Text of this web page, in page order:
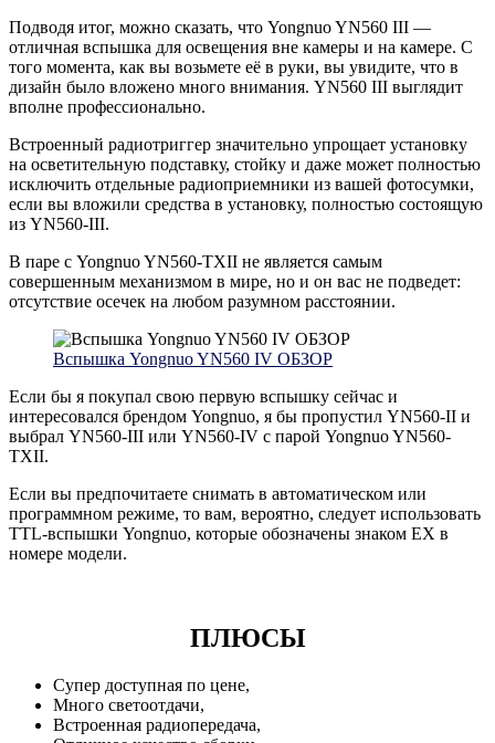
Подводя итог, можно сказать, что Yongnuo YN560 III —
отличная вспышка для освещения вне камеры и на камере. С
того момента, как вы возьмете её в руки, вы увидите, что в
дизайн было вложено много внимания. YN560 III выглядит
вполне профессионально.
Встроенный радиотриггер значительно упрощает установку
на осветительную подставку, стойку и даже может полностью
исключить отдельные радиоприемники из вашей фотосумки,
если вы вложили средства в установку, полностью состоящую
из YN560-III.
В паре с Yongnuo YN560-TXII не является самым
совершенным механизмом в мире, но и он вас не подведет:
отсутствие осечек на любом разумном расстоянии.
Вспышка Yongnuo YN560 IV ОБЗОР
Если бы я покупал свою первую вспышку сейчас и
интересовался брендом Yongnuo, я бы пропустил YN560-II и
выбрал YN560-III или YN560-IV с парой Yongnuo YN560-
TXII.
Если вы предпочитаете снимать в автоматическом или
программном режиме, то вам, вероятно, следует использовать
TTL-вспышки Yongnuo, которые обозначены знаком EX в
номере модели.
ПЛЮСЫ
Супер доступная по цене,
Много светоотдачи,
Встроенная радиопередача,